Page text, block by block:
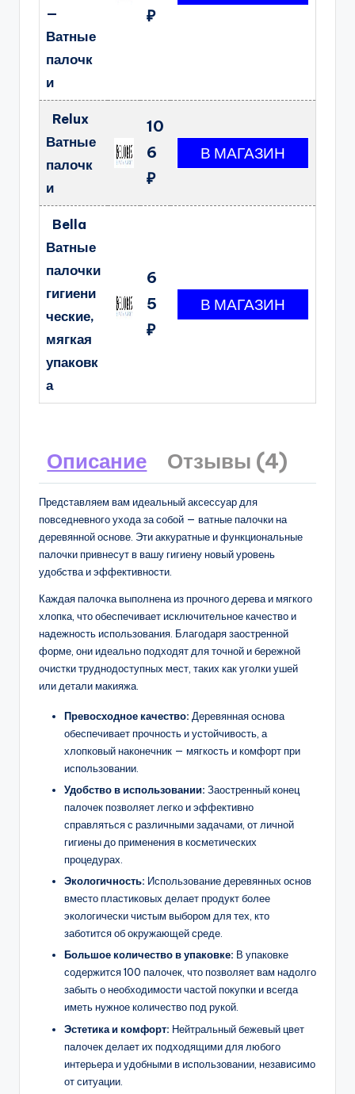
—
Ватные
палочк
и
₽
Relux
Ватные
палочк
и
10
6
₽
Bella
Ватные
палочки
гигиени
ческие,
мягкая
упаковк
а
6
5
₽
Описание Отзывы (4)
Представляем вам идеальный аксессуар для
повседневного ухода за собой — ватные палочки на
деревянной основе. Эти аккуратные и функциональные
палочки привнесут в вашу гигиену новый уровень
удобства и эффективности.
Каждая палочка выполнена из прочного дерева и мягкого
хлопка, что обеспечивает исключительное качество и
надежность использования. Благодаря заостренной
форме, они идеально подходят для точной и бережной
очистки труднодоступных мест, таких как уголки ушей
или детали макияжа.
Превосходное качество: Деревянная основа
обеспечивает прочность и устойчивость, а
хлопковый наконечник — мягкость и комфорт при
использовании.
Удобство в использовании: Заостренный конец
палочек позволяет легко и эффективно
справляться с различными задачами, от личной
гигиены до применения в косметических
процедурах.
Экологичность: Использование деревянных основ
вместо пластиковых делает продукт более
экологически чистым выбором для тех, кто
заботится об окружающей среде.
Большое количество в упаковке: В упаковке
содержится 100 палочек, что позволяет вам надолго
забыть о необходимости частой покупки и всегда
иметь нужное количество под рукой.
Эстетика и комфорт: Нейтральный бежевый цвет
палочек делает их подходящими для любого
интерьера и удобными в использовании, независимо
от ситуации.